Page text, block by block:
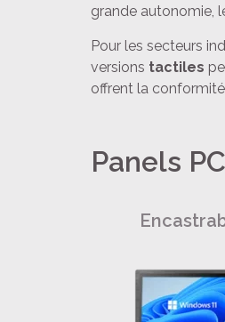
grande autonomie,
Pour les secteurs
versions tactiles
offrent la
Panels